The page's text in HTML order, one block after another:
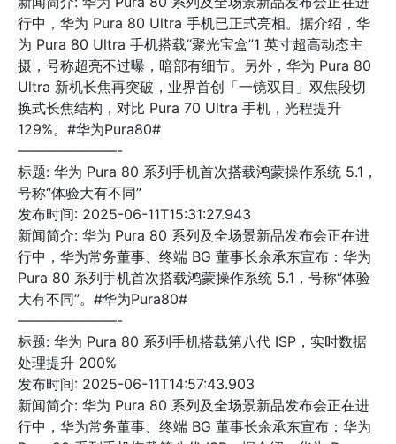
行中，华为 Pura 80 Ultra 手机已正式亮相。据介绍，华
为 Pura 80 Ultra 手机搭载“聚光宝盒”1 英寸超高动态主
摄，号称超亮不过曝，暗部有细节。另外，华为 Pura 80
Ultra 新机长焦再突破，业界首创「一镜双目」双焦段切
换式长焦结构，对比 Pura 70 Ultra 手机，光程提升
129%。#华为Pura80#
———————-
标题: 华为 Pura 80 系列手机首次搭载鸿蒙操作系统 5.1，
号称“体验大有不同”
发布时间: 2025-06-11T15:31:27.943
新闻简介: 华为 Pura 80 系列及全场景新品发布会正在进
行中，华为常务董事、终端 BG 董事长余承东宣布：华为
Pura 80 系列手机首次搭载鸿蒙操作系统 5.1，号称“体验
大有不同”。#华为Pura80#
———————-
标题: 华为 Pura 80 系列手机搭载第八代 ISP，实时数据
处理提升 200%
发布时间: 2025-06-11T14:57:43.903
新闻简介: 华为 Pura 80 系列及全场景新品发布会正在进
行中，华为常务董事、终端 BG 董事长余承东宣布：华为